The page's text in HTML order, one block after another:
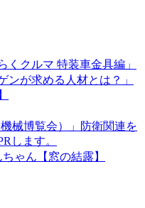
くクルマ 特装車金具編」
ンが求める人材とは？」
械博覧会）」防衛関連を
します。
ゃん【窓の結露】